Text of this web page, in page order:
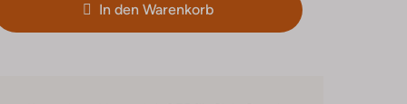
In den Warenkorb